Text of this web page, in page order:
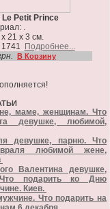
Petit Prince
.
21 х 3 см.
1741
Подробнее...
В Корзину
маме, женщинам. Что
девушке, любимой,
девушке, парню. Что
любимой жене,
Валентина девушке,
подарить ко Дню
Киев.
Что подарить на